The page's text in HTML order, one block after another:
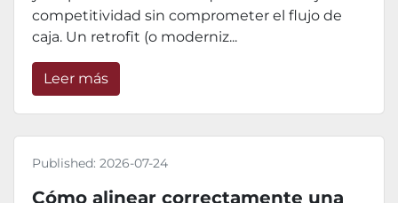
competitividad sin comprometer el flujo de
caja. Un retrofit (o moderniz...
Leer más
Published: 2026-07-24
Cómo alinear correctamente una